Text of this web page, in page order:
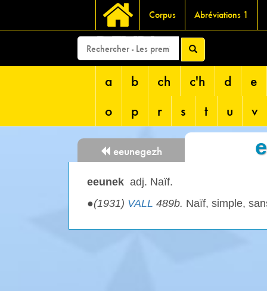
Corpus Abréviations 1
DEVRI
a b ch c'h d
e
o
p r s t u v
eeunegezh
eeunek adj. Naïf.
●(1931) VALL 489b. Naïf, simple,